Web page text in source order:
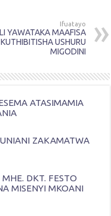
Ifuatayo
YAWATAKA MAAFISA
USHURU
MIGODINI
ATASIMAMIA
ZAKAMATWA
DKT. FESTO
MISENYI MKOANI